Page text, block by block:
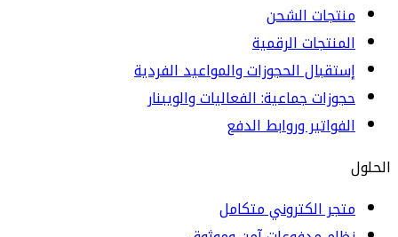
منتجات الشحن
المنتجات الرقمية
إستقبال الحجوزات والمواعيد الفردية
حجوزات جماعية: الفعاليات والويبنار
الفواتير وروابط الدفع
الحلول
متجر الكتروني متكامل